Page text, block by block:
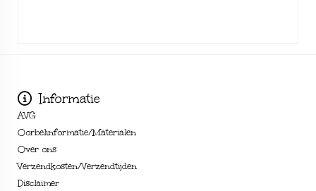
Informatie
AVG
Oorbelinformatie/Materialen
Over ons
Verzendkosten/Verzendtijden
Disclaimer